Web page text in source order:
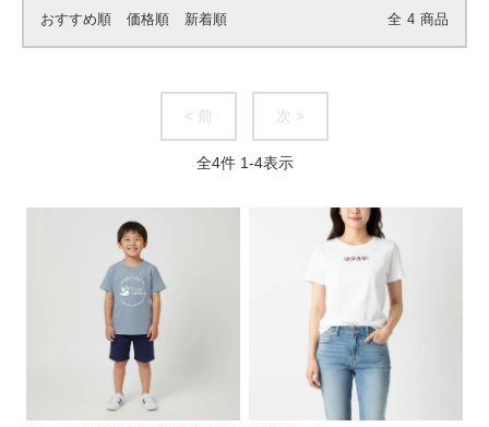
おすすめ順 価格順 新着順 全 4 商品
< 前 次 >
全4件 1-4表示